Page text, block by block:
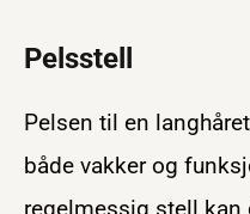
Pelsstell
Pelsen til en
både vakker og